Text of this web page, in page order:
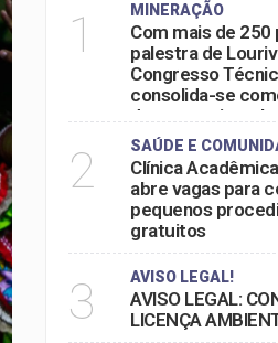
1 MINERAÇÃO
Com mais de
palestra de
Congresso
consolida-se
do setor mineral
2 SAÚDE E
Clínica
abre vagas para
pequenos
gratuitos
3 AVISO LEGAL!
AVISO LEGAL:
LICENÇA